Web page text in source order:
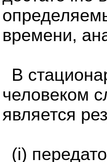
времени,
В
человеком
является
(i)